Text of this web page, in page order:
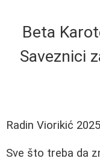
Beta
Saveznici
Radin Viorikić
Sve što treba da